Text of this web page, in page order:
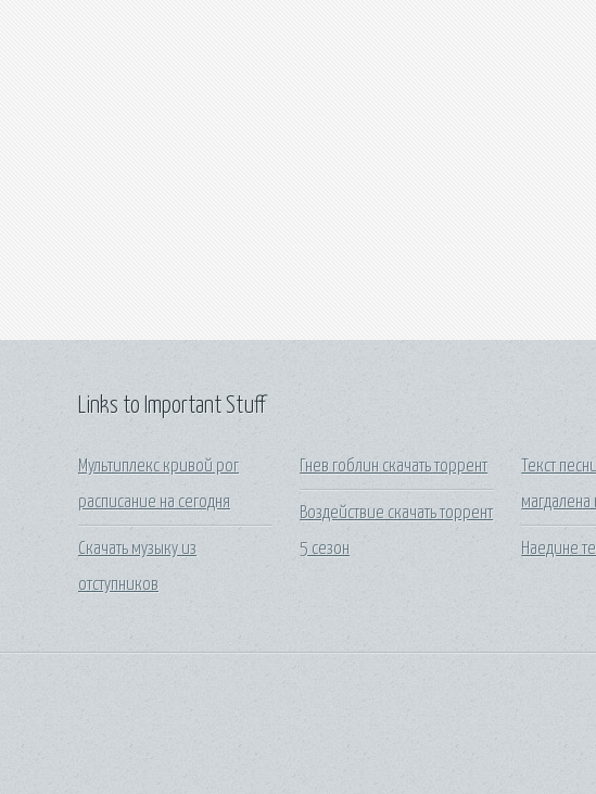
Links to Important Stuff
Мультиплекс кривой рог
расписание на сегодня
Скачать музыку из
отступников
Гнев гоблин скачать торрент
Воздействие скачать торрент
5 сезон
Текст
магдалена
Наедине